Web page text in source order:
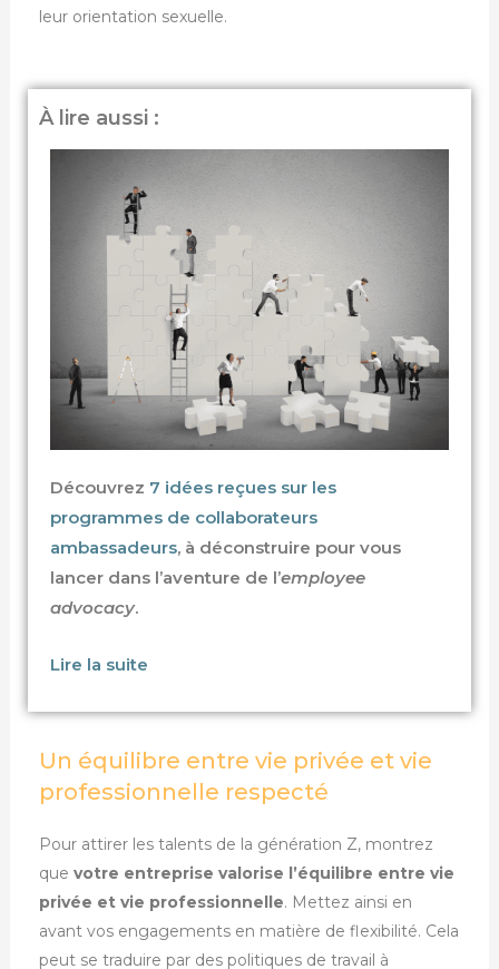
leur orientation sexuelle.
À lire aussi :
Découvrez 7 idées reçues sur les
programmes de collaborateurs
ambassadeurs, à déconstruire pour vous
lancer dans l’aventure de l’employee
advocacy.
Lire la suite
Un équilibre entre vie privée et vie
professionnelle respecté
Pour attirer les talents de la génération Z, montrez
quevotre entreprise valorise l’équilibre entre vie
privée et vie professionnelle. Mettez ainsi en
avant vos engagements en matière de flexibilité. Cela
peut se traduire par des politiques de travail à